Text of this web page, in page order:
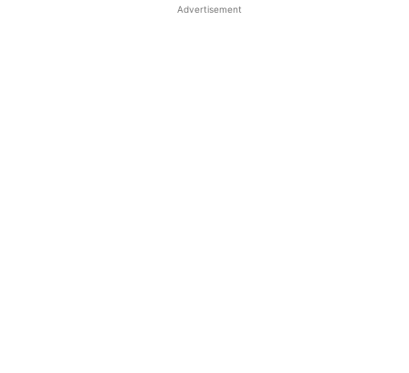
Advertisement